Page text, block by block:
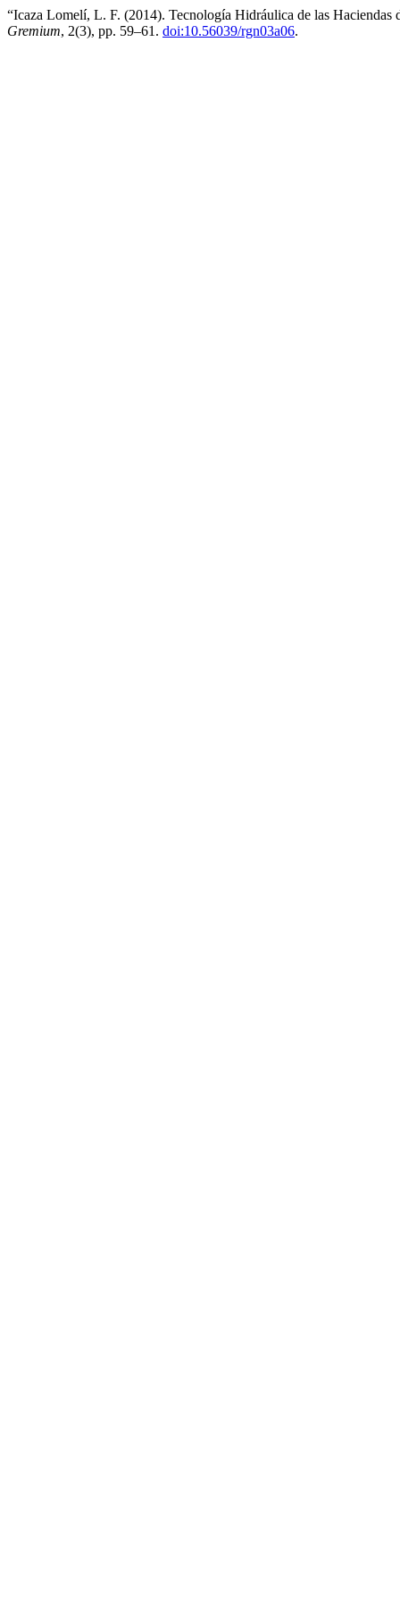
“Icaza Lomelí, L. F. (2014). Tecnología Hidráulica de las
Gremium, 2(3), pp. 59–61. doi:10.56039/rgn03a06.